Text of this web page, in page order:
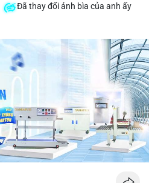
Đã thay đổi ảnh bìa của anh ấy